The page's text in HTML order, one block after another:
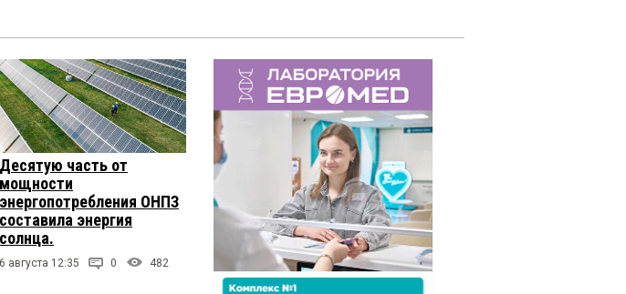
Десятую часть от
мощности
энергопотребления ОНПЗ
составила энергия
солнца.
6 августа 12:35 0 482